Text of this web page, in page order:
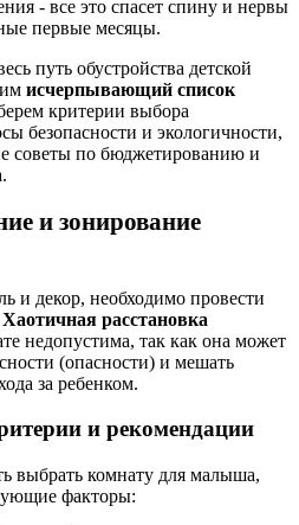
- все это спасет спину и нервы
первые месяцы.
путь обустройства детской
исчерпывающий список
критерии выбора
безопасности и экологичности,
советы по бюджетированию и
и зонирование
и декор, необходимо провести
Хаотичная расстановка
недопустима, так как она может
(опасности) и мешать
за ребенком.
и рекомендации
выбрать комнату для малыша,
факторы: